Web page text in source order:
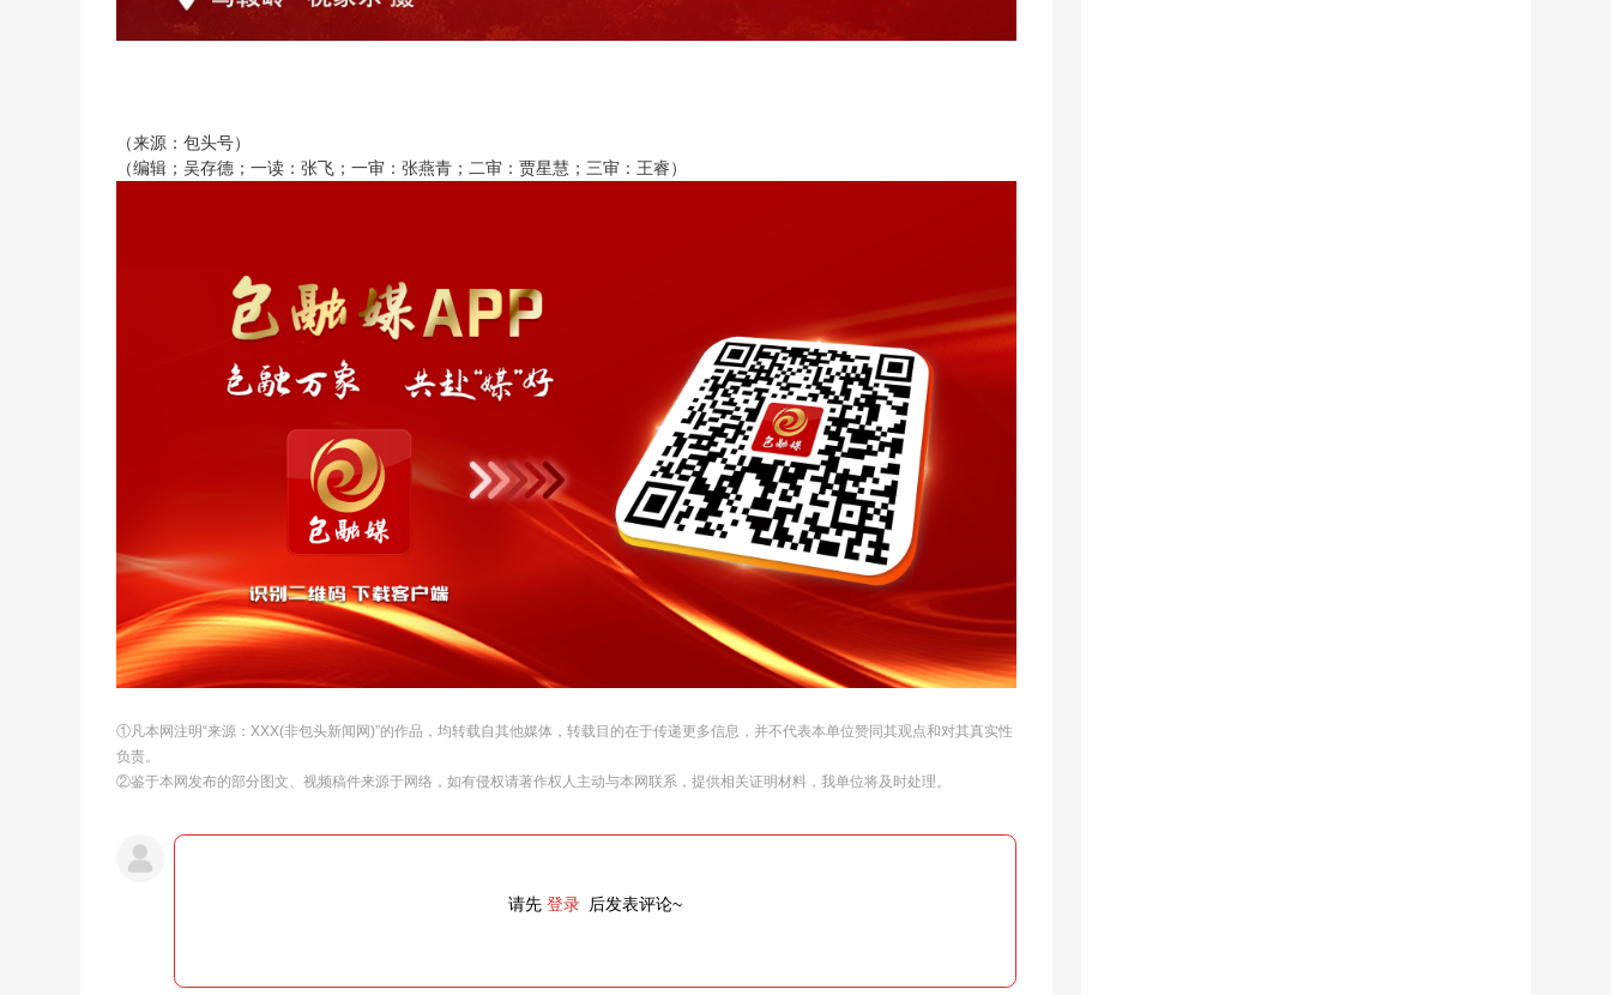
（来源：包头号）
（编辑；吴存德；一读：张飞；一审：张燕青；二审：贾星慧；三审：王睿）
①凡本网注明“来源：XXX(非包头新闻网)”的作品，均转载自其他媒体，转载目的在于传递更多信息，并不代表本单位赞同其观点和对其真实性
负责。
②鉴于本网发布的部分图文、视频稿件来源于网络，如有侵权请著作权人主动与本网联系，提供相关证明材料，我单位将及时处理。
请先 登录 后发表评论~